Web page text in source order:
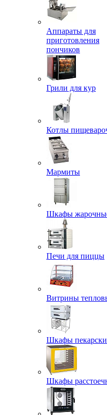
Аппараты для
приготовления
пончиков
Грили для кур
Котлы
Мармиты
Шкафы
Печи для пиццы
Витрины
Шкафы
Шкафы